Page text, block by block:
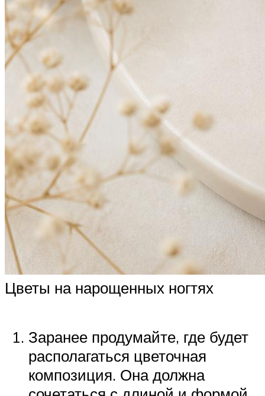
Цветы на нарощенных ногтях
Заранее продумайте, где будет
располагаться цветочная
композиция. Она должна